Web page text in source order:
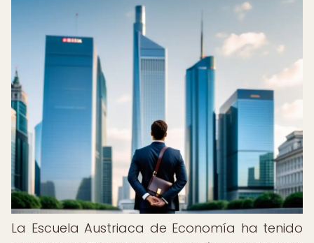
La Escuela Austriaca de Economía ha tenido